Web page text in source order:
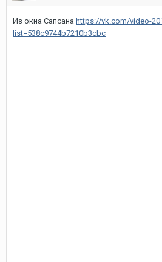
Из окна Сапсана https://vk.com/video-
list=538c9744b7210b3cbc